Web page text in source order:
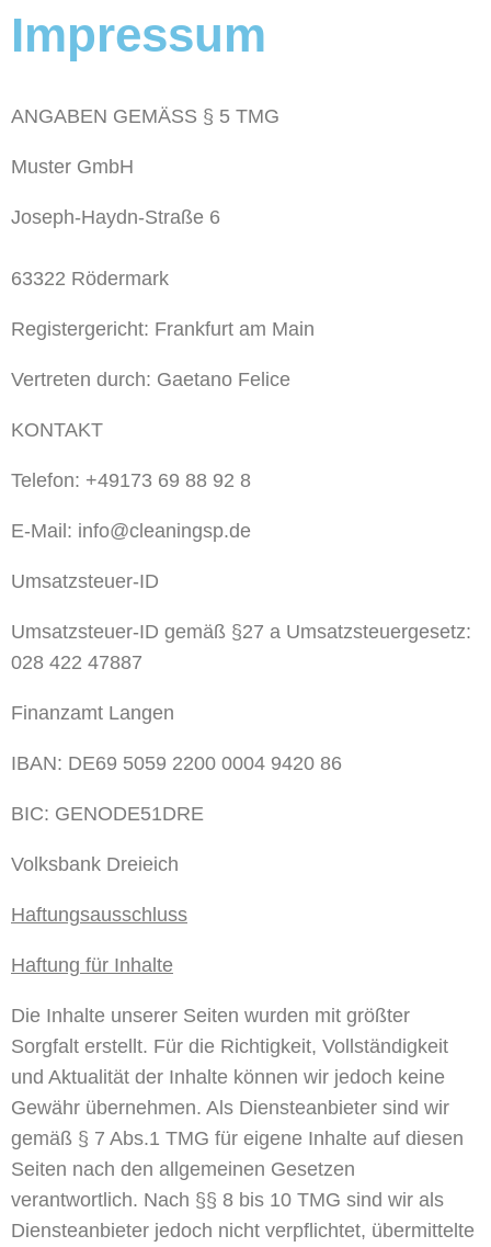
Impressum
ANGABEN GEMÄSS § 5 TMG
Muster GmbH
Joseph-Haydn-Straße 6
63322 Rödermark
Registergericht: Frankfurt am Main
Vertreten durch: Gaetano Felice
KONTAKT
Telefon: +49173 69 88 92 8
E-Mail: info@cleaningsp.de
Umsatzsteuer-ID
Umsatzsteuer-ID gemäß §27 a Umsatzsteuergesetz:
028 422 47887
Finanzamt Langen
IBAN: DE69 5059 2200 0004 9420 86
BIC: GENODE51DRE
Volksbank Dreieich
Haftungsausschluss
Haftung für Inhalte
Die Inhalte unserer Seiten wurden mit größter
Sorgfalt erstellt. Für die Richtigkeit, Vollständigkeit
und Aktualität der Inhalte können wir jedoch keine
Gewähr übernehmen. Als Diensteanbieter sind wir
gemäß § 7 Abs.1 TMG für eigene Inhalte auf diesen
Seiten nach den allgemeinen Gesetzen
verantwortlich. Nach §§ 8 bis 10 TMG sind wir als
Diensteanbieter jedoch nicht verpflichtet, übermittelte